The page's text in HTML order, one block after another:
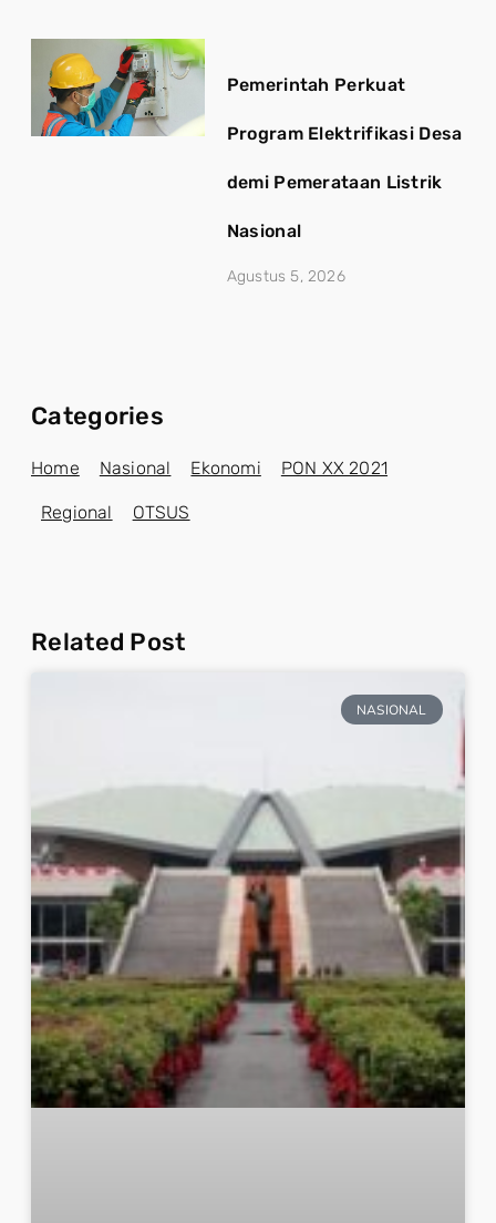
Pemerintah Perkuat
Program Elektrifikasi Desa
demi Pemerataan Listrik
Nasional
Agustus 5, 2026
Categories
Home Nasional Ekonomi PON XX 2021
Regional OTSUS
Related Post
NASIONAL